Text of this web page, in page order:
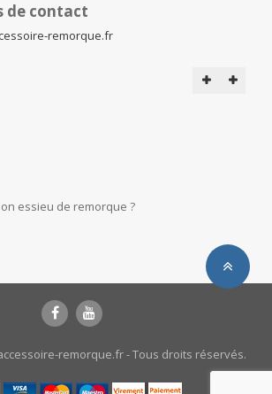
de contact
remorque.fr
essieu de remorque ?
remorque.fr - Tous droits réservés.